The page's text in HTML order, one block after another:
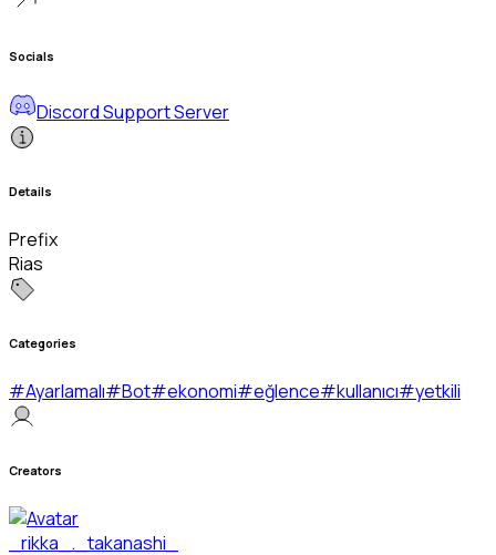
Socials
Discord Support Server
Details
Prefix
Rias
Categories
#Ayarlamalı#Bot#ekonomi#eğlence#kullanıcı#yetkili
Creators
_rikka_._takanashi_